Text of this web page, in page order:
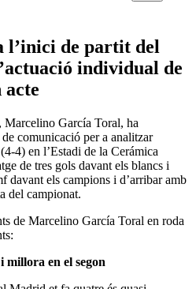
l’inici de partit del
individual de
acte
Marcelino García Toral, ha
comunicació per a analitzar
4) en l’Estadi de la Cerámica
de tres gols davant els blancs i
davant els campions i d’arribar amb
del campionat.
de Marcelino García Toral en roda
millora en el segon